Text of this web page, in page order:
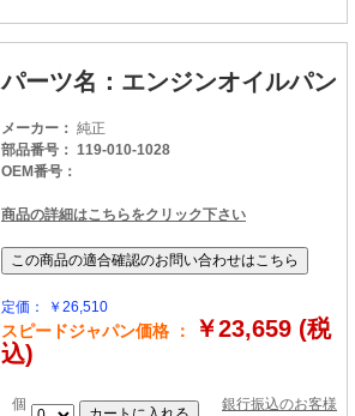
パーツ名：エンジンオイルパン
メーカー： 純正
部品番号： 119-010-1028
OEM番号：
商品の詳細はこちらをクリック下さい
定価： ￥26,510
スピードジャパン価格 ：
￥23,659 (税
込)
個
銀行振込のお客様